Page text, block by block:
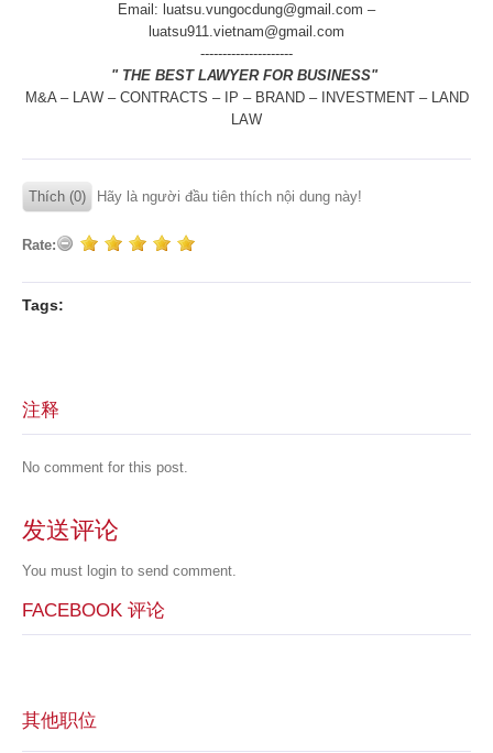
Email: luatsu.vungocdung@gmail.com –
luatsu911.vietnam@gmail.com
---------------------
" THE BEST LAWYER FOR BUSINESS"
M&A – LAW – CONTRACTS – IP – BRAND – INVESTMENT – LAND
LAW
Thích (0) Hãy là người đầu tiên thích nội dung này!
Rate:
Tags:
注释
No comment for this post.
发送评论
You must login to send comment.
FACEBOOK 评论
其他职位